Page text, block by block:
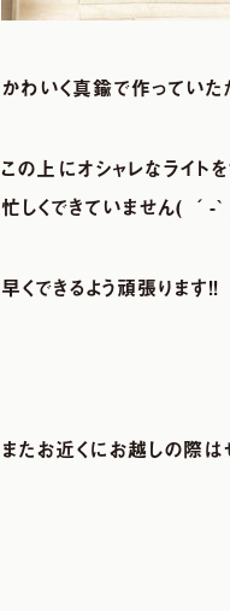
かわいく真鍮で作っていた
この上にオシャレなライト
忙しくできていません( ´-`
早くできるよう頑張ります!!
またお近くにお越しの際は